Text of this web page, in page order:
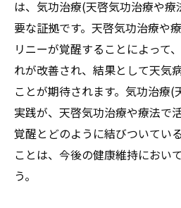
は、気功治療(天啓気功治療や
要な証拠です。天啓気功治療や
リニーが覚醒することによって
れが改善され、結果として天気
ことが期待されます。気功治療
実践が、天啓気功治療や療法で
覚醒とどのように結びついてい
ことは、今後の健康維持におい
う。